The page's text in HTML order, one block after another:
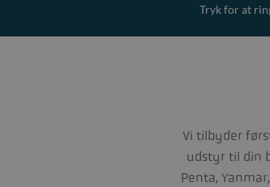
Tryk for at
Vi tilbyder
udstyr til din
Penta,